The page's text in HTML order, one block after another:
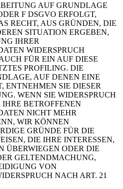
AUF GRUNDLAGE
F DSGVO ERFOLGT,
RECHT, AUS GRÜNDEN, DIE
SITUATION ERGEBEN,
IHRER
WIDERSPRUCH
FÜR EIN AUF DIESE
PROFILING. DIE
AUF DENEN EINE
ENTNEHMEN SIE DIESER
WENN SIE WIDERSPRUCH
BETROFFENEN
NICHT MEHR
WIR KÖNNEN
GRÜNDE FÜR DIE
DIE IHRE INTERESSEN,
ÜBERWIEGEN ODER DIE
GELTENDMACHUNG,
VON
NACH ART. 21